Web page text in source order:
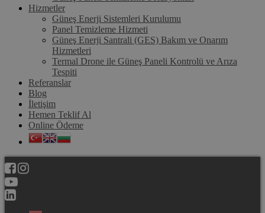
Hizmetler
Güneş Enerji Sistemleri Kurulumu
Panel Temizleme Hizmeti
Güneş Enerji Santrali (GES) Bakım ve Onarım
Hizmetleri
Termal Drone ile Güneş Paneli Kontrolü ve Arıza
Tespiti
Referanslar
Blog
İletişim
Hemen Teklif Al
Online Ödeme